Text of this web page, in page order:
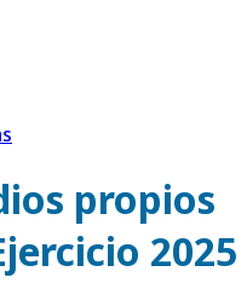
propios
2025